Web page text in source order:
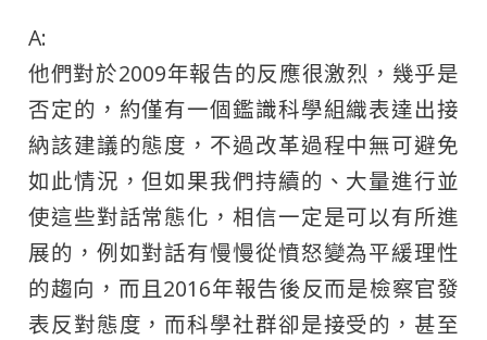
A:
他們對於2009年報告的反應很激烈，幾乎是
否定的，約僅有一個鑑識科學組織表達出接
納該建議的態度，不過改革過程中無可避免
如此情況，但如果我們持續的、大量進行並
使這些對話常態化，相信一定是可以有所進
展的，例如對話有慢慢從憤怒變為平緩理性
的趨向，而且2016年報告後反而是檢察官發
表反對態度，而科學社群卻是接受的，甚至